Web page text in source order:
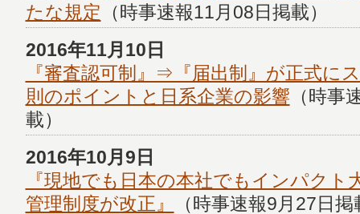
たな規定 （時事速報11月08日掲載）
2016年11月10日
『審査認可制』⇒『届出制』が正式に
則のポイントと日系企業の影響 （時事
載）
2016年10月9日
『現地でも日本の本社でもインパクト
管理制度が改正』
（時事速報9月27日掲